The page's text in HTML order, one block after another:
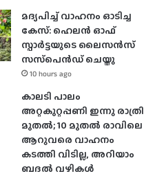
മദ്യപിച്ച് വാഹനം ഓടിച്ച
കേസ്: ഹെലന്‍ ഓഫ്
സ്പാര്‍ട്ടയുടെ ലൈസന്‍സ്
സസ്‌പെന്‍ഡ് ചെയ്തു
10 hours ago
കാലടി പാലം
അറ്റകുറ്റപ്പണി ഇന്നു രാത്രി
മുതല്‍; 10 മുതല്‍ രാവിലെ
ആറുവരെ വാഹനം
കടത്തി വിടില്ല, അറിയാം
ബദൽ വഴികൾ